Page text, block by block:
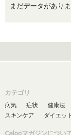
まだデータがありま
カテゴリ
病気 症状 健康法
スキンケア
ダイエット
Calooマガジンについ